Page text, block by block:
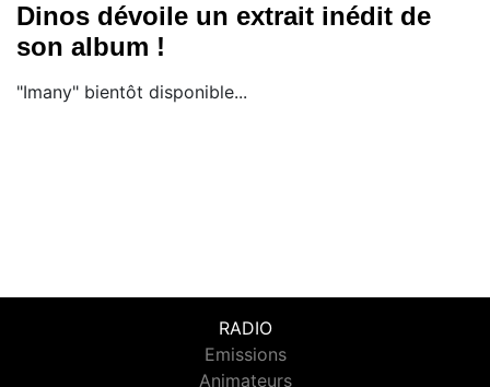
Dinos dévoile un extrait inédit de
son album !
"Imany" bientôt disponible...
RADIO
Emissions
Animateurs